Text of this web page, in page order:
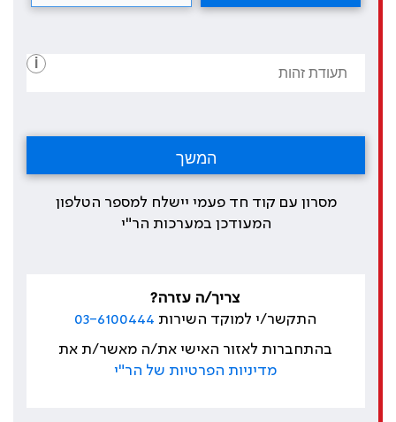
i
מסרון עם קוד חד פעמי יישלח למספר הטלפון
המעודכן במערכות הר"י
צריך/ה עזרה?
התקשר/י למוקד השירות 03-6100444
בהתחברות לאזור האישי את/ה מאשר/ת את
מדיניות הפרטיות של הר"י